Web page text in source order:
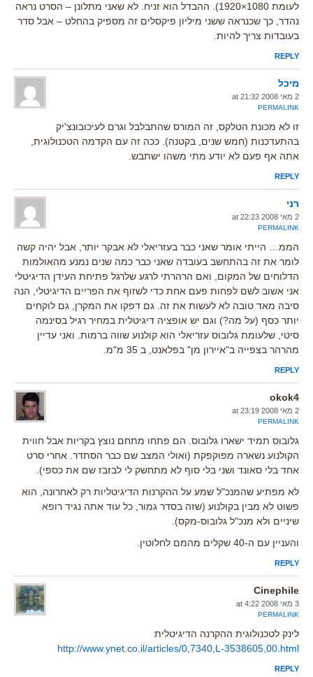
לעומת 1080×1920). ההבדל הוא זניח. לא שאני מתלונן – הסרט נראה
נהדר, כך שכנראה ששני מיליון פיקסלים זה מספיק בהחלט – אבל סדר
בעובדות צריך להיות.
REPLY
מיכל
2 מאי 2008 at 21:32
PERMALINK
זו לא מכונת הטלקס, זה המורס שהתבלבל וגרם לעיכובונצ'יק
בהתעדכנות (חמש שנים, בקטנה). ככה זה עם הקדמה הטכנולוגית,
אתה אף פעם לא יודע מתי משהו ישתבש.
REPLY
רני
2 מאי 2008 at 22:23
PERMALINK
הממ… הייתי אומר שאני כבר בעזריאלי לא אבקר יותר, אבל יהיה קשה
לומר את זה בהתחשב בעובדה שאני כבר כמה שנים נמנע מהאולמות
הדלוחים של המקום, ואם הרהרתי לרגע שלרגל פתיחת העידן הדיגיטלי
אני אשוב לשם לפחות פעם אחת כדי לשזוף את הפריים הדיגיטלי, הנה
סיבה מאד טובה לא לעשות את זה. גם דפקו את המקרן, גם לוקחים
יותר כסף (על מה?) וגם יש אופציה דיגיטלית במחיר רגיל בסינמה
סיטי, שלעומת גלובוס עזריאלי הוא קולנוע שווה ברמות. ואני עדיין
מהרהר בצפייה ב"איירון מן" בפלאנט, ב 35 מ"מ.
REPLY
okok4
2 מאי 2008 at 23:19
PERMALINK
גלובוס תמיד ישארו גלובוס. הם פתחו מתחם נוצץ בקריות אבל חווית
הקולנוע נשארה מפוקפקת (ואולי המצב שם כבר הסתדר. אחרי סרט
אחד בלי סאונד ושני בלי סוף לא מתחשק לי לבזבז שם את כספי).
לא מפתיע שהמנכ"ל שמע על ההקרנות הדיגיטליות רק לאחרונה, הוא
פשוט לא מבין בקולנוע (שזה בסדר גמור, כל עוד אתה נגיד רופא
שיניים ולא מנכ"ל גלובוס-מקס).
והעניין עם ה-40 שקלים מהמם לחלוטין.
REPLY
Cinephile
3 מאי 2008 at 4:22
PERMALINK
לינק לטכנולוגית ההקרנה הדיגיטלית
http://www.ynet.co.il/articles/0,7340,L-3538605,00.html
REPLY